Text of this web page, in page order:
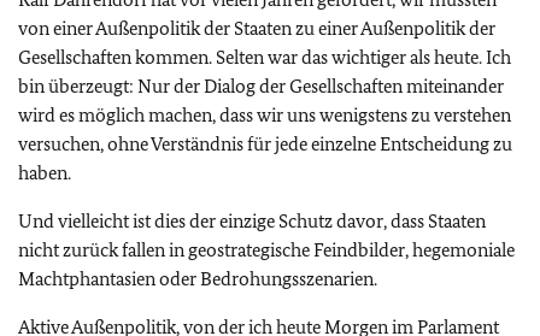
von einer Außenpolitik der Staaten zu einer Außenpolitik der
Gesellschaften kommen. Selten war das wichtiger als heute. Ich
bin überzeugt: Nur der Dialog der Gesellschaften miteinander
wird es möglich machen, dass wir uns wenigstens zu verstehen
versuchen, ohne Verständnis für jede einzelne Entscheidung zu
haben.
Und vielleicht ist dies der einzige Schutz davor, dass Staaten
nicht zurück fallen in geostrategische Feindbilder, hegemoniale
Machtphantasien oder Bedrohungsszenarien.
Aktive Außenpolitik, von der ich heute Morgen im Parlament